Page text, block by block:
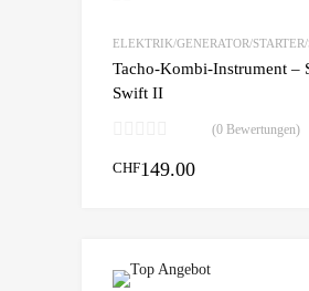
ELEKTRIK/GENERATOR/
Tacho-Kombi-Instrument –
Swift II
(0 Bewertungen)
CHF149.00